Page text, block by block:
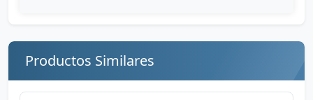
Productos Similares